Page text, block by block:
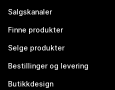
Salgskanaler
Finne produkter
Selge produkter
Bestillinger og levering
Butikkdesign